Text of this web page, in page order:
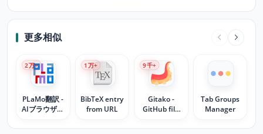
更多相似
PLaMo翻訳 -
AIブラウザ翻
2万+
BibTeX entry
from URL
1 万+
Gitako -
GitHub file
9千+
Tab Groups
Manager